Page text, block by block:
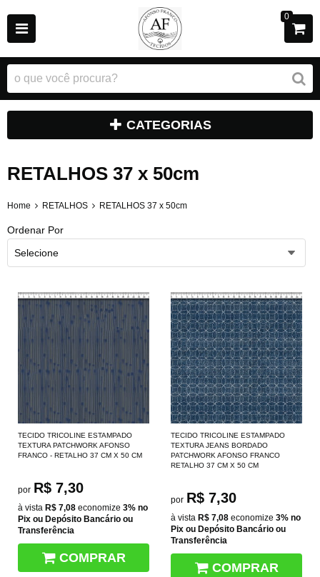
0
CATEGORIAS
RETALHOS 37 x 50cm
Home RETALHOS RETALHOS 37 x 50cm
Ordenar Por
Selecione
TECIDO TRICOLINE ESTAMPADO
TEXTURA PATCHWORK AFONSO
FRANCO - RETALHO 37 CM X 50 CM
por R$ 7,30
à vista R$ 7,08 economize 3% no
Pix ou Depósito Bancário ou
Transferência
COMPRAR
TECIDO TRICOLINE ESTAMPADO
TEXTURA JEANS BORDADO
PATCHWORK AFONSO FRANCO
RETALHO 37 CM X 50 CM
por R$ 7,30
à vista R$ 7,08 economize 3% no
Pix ou Depósito Bancário ou
Transferência
COMPRAR